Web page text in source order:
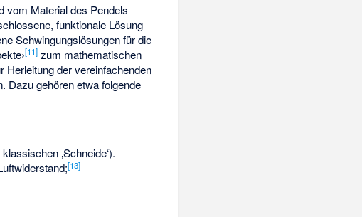
vom Material des Pendels
funktionale Lösung
Schwingungslösungen für die
[11] zum mathematischen
Herleitung der vereinfachenden
Dazu gehören etwa folgende
‚Schneide‘).
[13]